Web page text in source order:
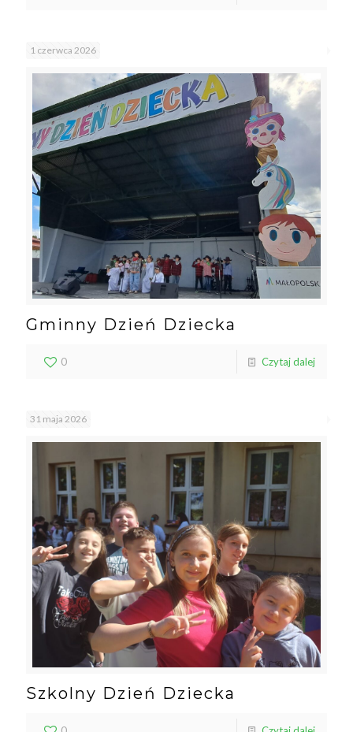
1 czerwca 2026
Gminny Dzień Dziecka
0 Czytaj dalej
31 maja 2026
Szkolny Dzień Dziecka